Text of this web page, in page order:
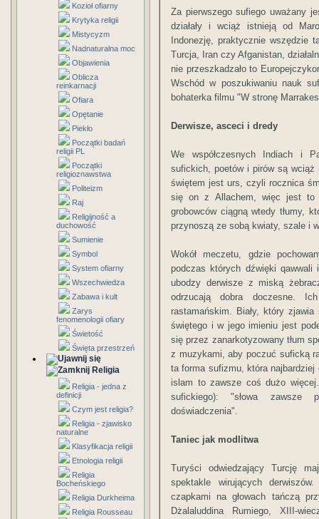
Kozioł ofiarny
Krytyka religii
Mistycyzm
Nadnaturalna moc
Objawienia
Oblicza
reinkarnacji
Ofiara
Opętanie
Piekło
Początki badań
religii PL
Początki
religioznawstwa
Politeizm
Raj
Religijność a
duchowość
Sumienie
Symbol
System ofiarny
Wszechwiedza
Zabawa i kult
Zarys
fenomenologii ofiary
Świetość
Święta przestrzeń
Religia
Religia - jedna z
definicji
Czym jest religia?
Religia - zjawisko
naturalne
Klasyfikacja religii
Etnologia religii
Religia
Bocheńskiego
Religia Durkheima
Religia Rousseau
Za pierwszego sufiego uważany
działały i wciąż istnieją od
Indonezję, praktycznie wszędzie
Turcja, Iran czy Afganistan,
nie przeszkadzało to
Wschód w poszukiwaniu nauk
bohaterka filmu "W stronę
Derwisze, asceci i dredy
We współczesnych Indiach i
sufickich, poetów i pirów są wciąż
świętem jest urs, czyli rocznica
się on z Allachem, więc jest to
grobowców ciągną wtedy tłumy,
przynoszą ze sobą kwiaty, szale i
Wokół meczetu, gdzie
podczas których dźwięki
ubodzy derwisze z miską
odrzucają dobra doczesne.
rastamańskim. Biały, który
świętego i w jego imieniu jest
się przez zanarkotyzowany tłum
z muzykami, aby poczuć suficką
ta forma sufizmu, która
islam to zawsze coś dużo
sufickiego): "słowa zawsze
doświadczenia".
Taniec jak modlitwa
Turyści odwiedzający Turcję
spektakle wirujących
czapkami na głowach tańczą
Dżalaluddina Rumiego, XIII-